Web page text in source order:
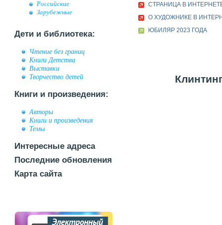
Российские
Зарубежные
Дети и библиотека:
Чтение без границ
Книги Детства
Выставки
Творчество детей
Книги и произведения:
Авторы
Книги и произведения
Темы
Интересные адреса
Последние обновления
Карта сайта
СТРАНИЦА В
О ХУДОЖНИКЕ В
ЮБИЛЯР 2023 ГОДА